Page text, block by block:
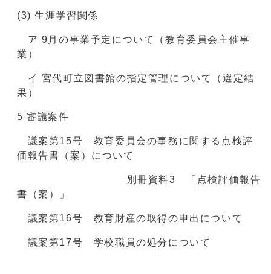
(3) 生涯学習関係
ア 9月の事業予定について（教育委員会主催事
業）
イ 宮代町立図書館の指定管理について（選定結
果）
5 審議案件
議案第15号 教育委員会の事務に関する点検評
価報告書（案）について
別冊資料3 「点検評価報告
書（案）」
議案第16号 教育財産の取得の申出について
議案第17号 学校職員の処分について